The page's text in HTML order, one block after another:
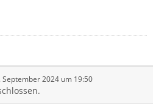
September 2024 um 19:50